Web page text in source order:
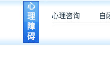
心
理
障
碍
心理咨询 自